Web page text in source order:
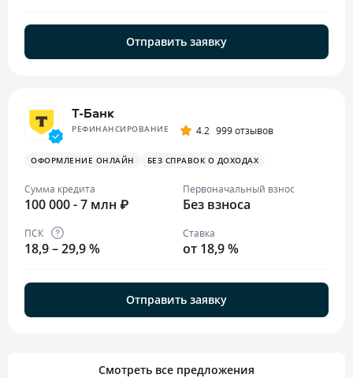
Отправить заявку
Т-Банк
РЕФИНАНСИРОВАНИЕ 4.2 999 отзывов
ОФОРМЛЕНИЕ ОНЛАЙН БЕЗ СПРАВОК О ДОХОДАХ
Сумма кредита
100 000 - 7 млн ₽
Первоначальный взнос
Без взноса
ПСК
18,9 – 29,9 %
Ставка
от 18,9 %
Отправить заявку
Смотреть все предложения